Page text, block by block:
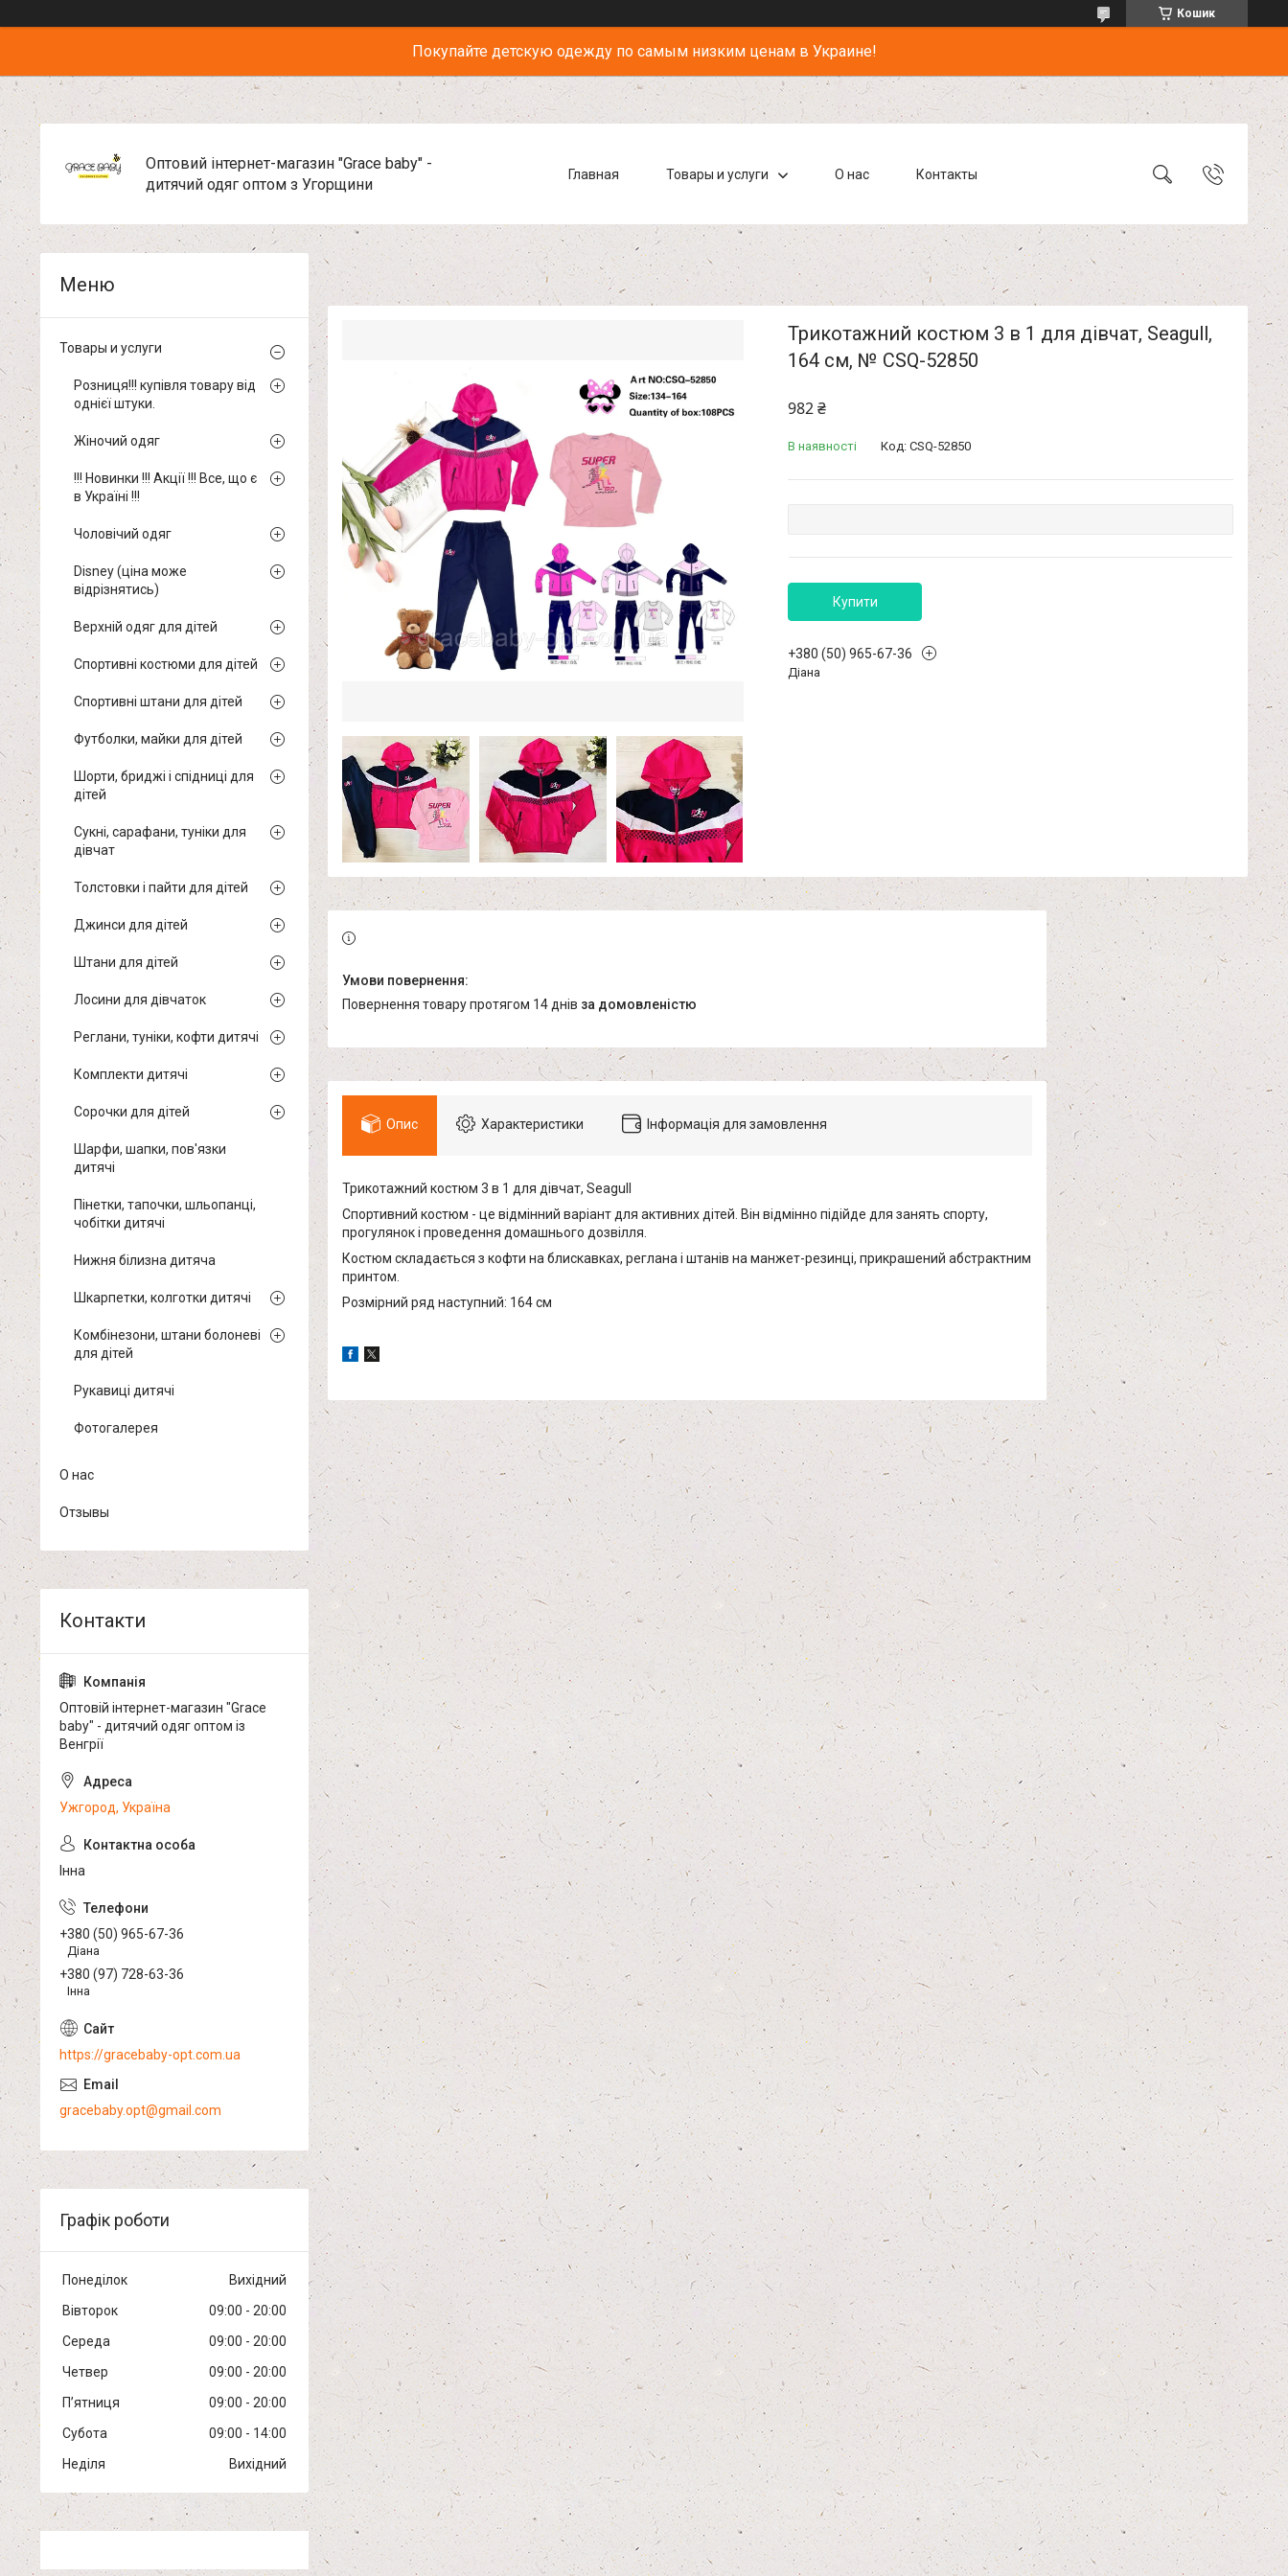
Кошик
Покупайте детскую одежду по самым низким ценам в Украине!
Оптовий інтернет-магазин "Grace baby" -
дитячий одяг оптом з Угорщини
Главная Товары и услуги О нас Контакты
Трикотажний костюм 3 в 1 для дівчат, Seagull,
164 см, № CSQ-52850
982 ₴
В наявності Код: CSQ-52850
Купити
+380 (50) 965-67-36
Діана
повернення товару протягом 14 днів за домовленістю
Опис Характеристики Інформація для замовлення
Трикотажний костюм 3 в 1 для дівчат, Seagull
Спортивний костюм - це відмінний варіант для активних дітей. Він відмінно підійде для занять спорту,
прогулянок і проведення домашнього дозвілля.
Костюм складається з кофти на блискавках, реглана і штанів на манжет-резинці, прикрашений абстрактним
принтом.
Розмірний ряд наступний: 164 см
Товары и услуги
Розниця!!! купівля товару від
однієї штуки.
Жіночий одяг
!!! Новинки !!! Акції !!! Все, що є
в Україні !!!
Чоловічий одяг
Disney (ціна може
відрізнятись)
Верхній одяг для дітей
Спортивні костюми для дітей
Спортивні штани для дітей
Футболки, майки для дітей
Шорти, бриджі і спідниці для
дітей
Сукні, сарафани, туніки для
дівчат
Толстовки і пайти для дітей
Джинси для дітей
Штани для дітей
Лосини для дівчаток
Реглани, туніки, кофти дитячі
Комплекти дитячі
Сорочки для дітей
Шарфи, шапки, пов'язки
дитячі
Пінетки, тапочки, шльопанці,
чобітки дитячі
Нижня білизна дитяча
Шкарпетки, колготки дитячі
Комбінезони, штани болоневі
для дітей
Рукавиці дитячі
Фотогалерея
О нас
Отзывы
Оптовій інтернет-магазин "Grace
baby" - дитячий одяг оптом із
Венгрії
Ужгород, Україна
Інна
+380 (50) 965-67-36
Діана
+380 (97) 728-63-36
Інна
https://gracebaby-opt.com.ua
gracebaby.opt@gmail.com
Графік роботи
Понеділок
Вихідний
Вівторок
09:00
20:00
Середа
09:00
20:00
Четвер
09:00
20:00
Пʼятниця
09:00
20:00
Субота
09:00
14:00
Неділя
Вихідний